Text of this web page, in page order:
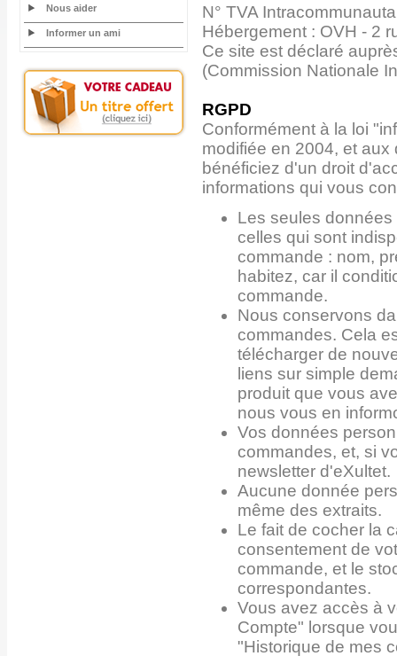
Nous aider
Informer un ami
N° TVA
Hébergement : OVH - 2
Ce site est déclaré
(Commission Nationale
RGPD
Conformément à la loi
modifiée en 2004, et
bénéficiez d'un droit
informations qui vous
Les seules
celles qui sont
commande : nom,
habitez, car il
commande.
Nous conservons
commandes. Cela
télécharger de
liens sur simple
produit que vous
nous vous en
Vos données
commandes, et, si
newsletter d'eXultet.
Aucune donnée
même des extraits.
Le fait de cocher la
consentement de
commande, et le
correspondantes.
Vous avez accès à
Compte" lorsque
"Historique de mes